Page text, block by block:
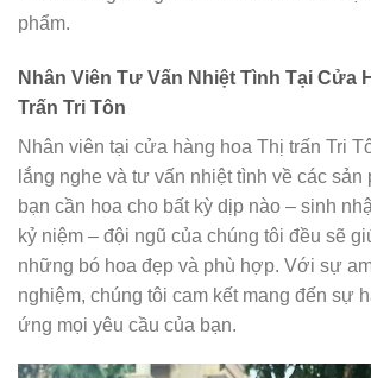
phẩm.
Nhân Viên Tư Vấn Nhiệt Tình Tại Cửa
Trấn Tri Tôn
Nhân viên tại cửa hàng hoa Thị trấn Tri
lắng nghe và tư vấn nhiệt tình về các sản
bạn cần hoa cho bất kỳ dịp nào – sinh
kỷ niệm – đội ngũ của chúng tôi đều sẽ
những bó hoa đẹp và phù hợp. Với sự
nghiệm, chúng tôi cam kết mang đến sự
ứng mọi yêu cầu của bạn.